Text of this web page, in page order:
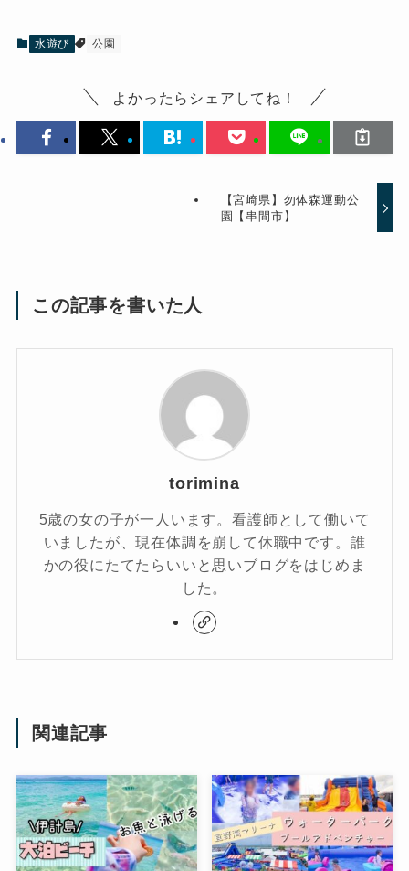
水遊び 公園
よかったらシェアしてね！
【宮崎県】勿体森運動公
園【串間市】
この記事を書いた人
torimina
5歳の女の子が一人います。看護師として働いて
いましたが、現在体調を崩して休職中です。誰
かの役にたてたらいいと思いブログをはじめま
した。
関連記事